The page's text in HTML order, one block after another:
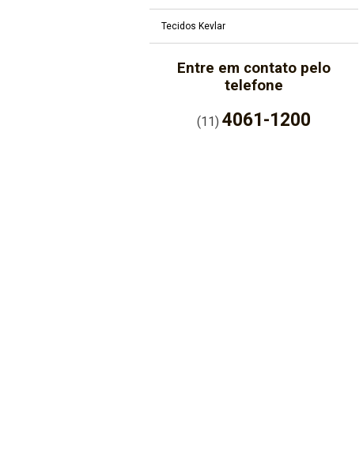
Tecidos Kevlar
Entre em contato pelo
telefone
(11)4061-1200